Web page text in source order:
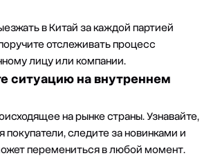
в Китай за каждой партией
отслеживать процесс
лицу или компании.
ситуацию на внутреннем
на рынке страны. Узнавайте,
следите за новинками и
перемениться в любой момент.